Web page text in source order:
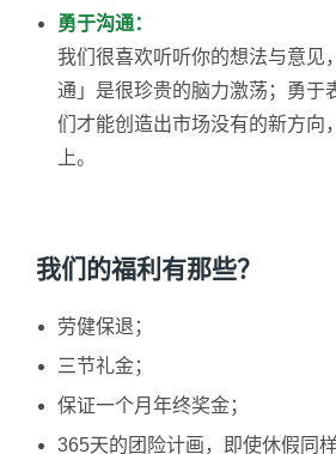
勇于沟通：
我们很喜欢听听你的想法与意见
通」是很珍贵的脑力激荡；勇于
们才能创造出市场没有的新方向
上。
我们的福利有那些？
劳健保退；
三节礼金；
保证一个月年终奖金；
365天的团险计画，即使休假同样